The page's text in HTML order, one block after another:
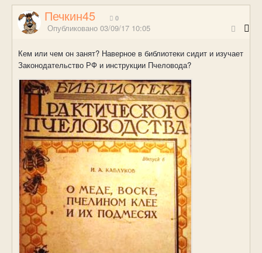
Печкин45 0
Опубликовано 03/09/17 10:05
Кем или чем он занят? Наверное в библиотеки сидит и изучает
Законодательство РФ и инструкции Пчеловода?